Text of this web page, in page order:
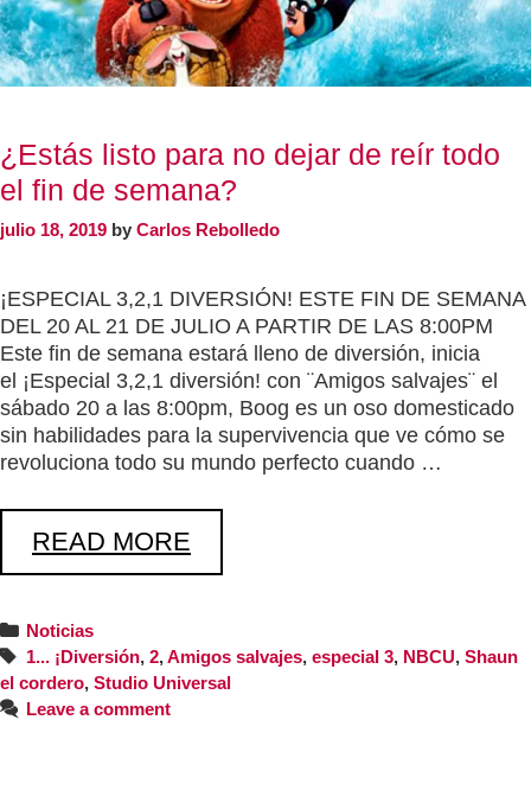
¿Estás listo para no dejar de reír todo
el fin de semana?
julio 18, 2019 by Carlos Rebolledo
¡ESPECIAL 3,2,1 DIVERSIÓN! ESTE FIN DE SEMANA
DEL 20 AL 21 DE JULIO A PARTIR DE LAS 8:00PM
Este fin de semana estará lleno de diversión, inicia
el ¡Especial 3,2,1 diversión! con ¨Amigos salvajes¨ el
sábado 20 a las 8:00pm, Boog es un oso domesticado
sin habilidades para la supervivencia que ve cómo se
revoluciona todo su mundo perfecto cuando …
READ MORE
Noticias
1... ¡Diversión,2,Amigos salvajes,especial 3, NBCU,Shaun
el cordero, Studio Universal
Leave a comment